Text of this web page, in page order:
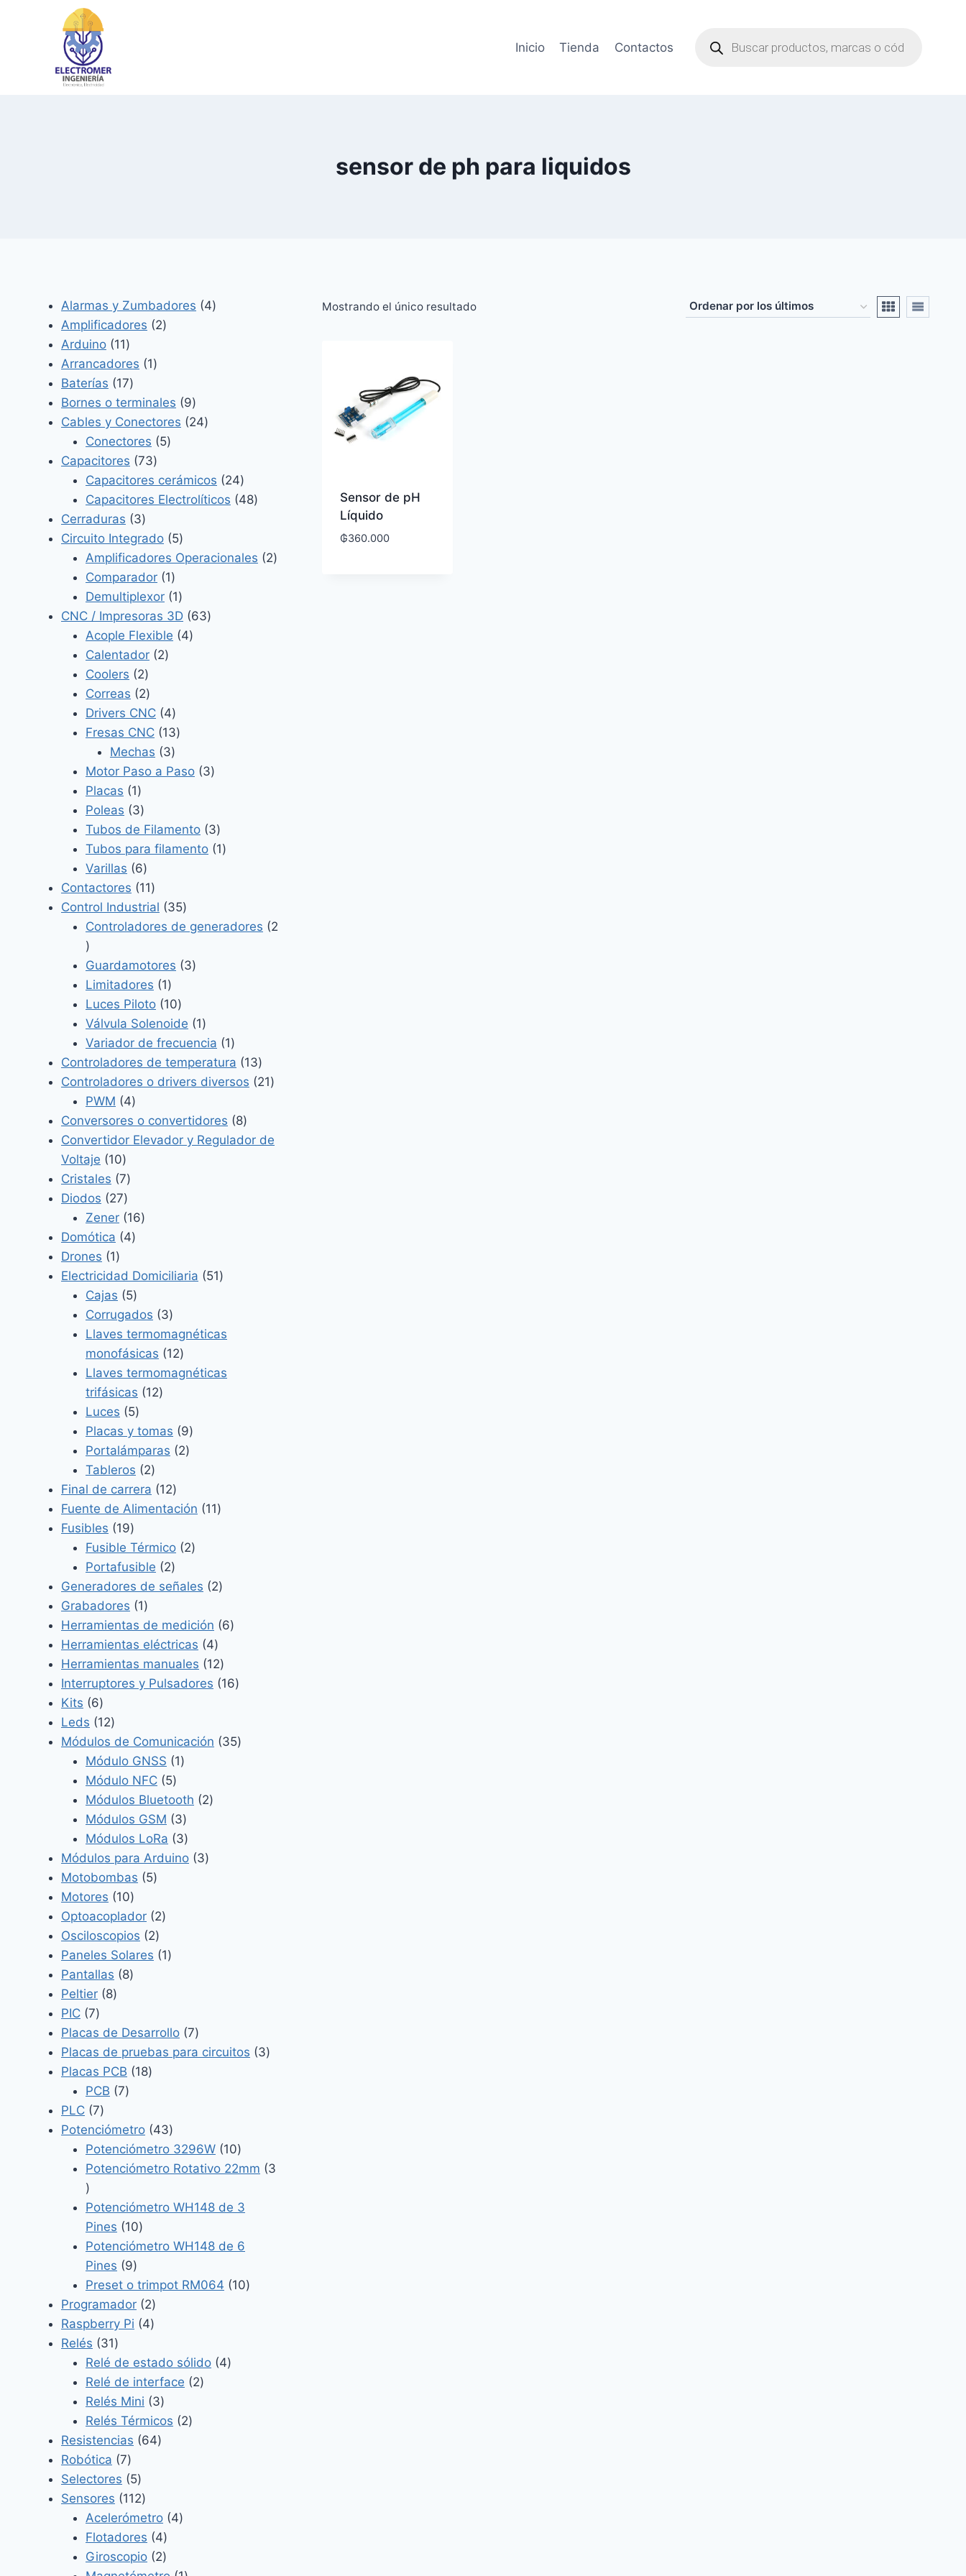
Inicio Tienda Contactos
productos
sensor de ph para liquidos
Mostrando el único resultado
Sensor de pH
Líquido
₲360.000
Alarmas y Zumbadores 44
Amplificadores 22
Arduino 1111
productos
Arrancadores 11
Baterías 1717
productos
Bornes o terminales 99
productos
Cables y Conectores 2424
Conectores 55
Capacitores 7373
productos
Capacitores cerámicos 2424
productos
Capacitores Electrolíticos 4848
Cerraduras 33
productos
Circuito Integrado 55
productos
Amplificadores Operacionales 22
Comparador 11
producto
Demultiplexor 11
producto
CNC / Impresoras 3D 6363
Acople Flexible 44
Calentador 22
Coolers 22
productos
Correas 22
productos
Drivers CNC 44
productos
Fresas CNC 1313
Mechas 33
productos
Motor Paso a Paso 33
Placas 11
producto
Poleas 33
productos
Tubos de Filamento 33
productos
Tubos para filamento 11
Varillas 66
productos
Contactores 1111
productos
Control Industrial 3535
productos
Controladores de generadores
2
2
productos
Guardamotores 33
Limitadores 11
producto
Luces Piloto 1010
productos
Válvula Solenoide 11
producto
Variador de frecuencia 11
producto
Controladores de temperatura 1313
productos
Controladores o drivers diversos 2121
PWM 44
productos
Conversores o convertidores 88
productos
Convertidor Elevador y Regulador de
Voltaje
1010
productos
Cristales 77
productos
Diodos 2727
productos
Zener 1616
Domótica 44
Drones 11
producto
Electricidad Domiciliaria 5151
Cajas 55
productos
Corrugados 33
productos
Llaves termomagnéticas
monofásicas
1212
productos
Llaves termomagnéticas
trifásicas
1212
Luces 55
productos
Placas y tomas 99
productos
Portalámparas 22
Tableros 22
productos
Final de carrera 1212
productos
Fuente de Alimentación 1111
Fusibles 1919
productos
Fusible Térmico 22
Portafusible 22
productos
Generadores de señales 22
Grabadores 11
producto
Herramientas de medición 66
Herramientas eléctricas 44
productos
Herramientas manuales 1212
productos
Interruptores y Pulsadores 1616
Kits 66
productos
Leds 1212
productos
Módulos de Comunicación 3535
Módulo GNSS 11
Módulo NFC 55
productos
Módulos Bluetooth 22
Módulos GSM 33
productos
Módulos LoRa 33
productos
Módulos para Arduino 33
Motobombas 55
Motores 1010
productos
Optoacoplador 22
Osciloscopios 22
productos
Paneles Solares 11
Pantallas 88
Peltier 88
PIC 77
productos
Placas de Desarrollo 77
productos
Placas de pruebas para circuitos 33
Placas PCB 1818
PCB 77
PLC 77
productos
Potenciómetro 4343
productos
Potenciómetro 3296W 1010
productos
Potenciómetro Rotativo 22mm
3
3
productos
Potenciómetro WH148 de 3
Pines
1010
productos
Potenciómetro WH148 de 6
Pines
99
productos
Preset o trimpot RM064 1010
Programador 22
productos
Raspberry Pi 44
Relés 3131
productos
Relé de estado sólido 44
Relé de interface 22
Relés Mini 33
productos
Relés Térmicos 22
Resistencias 6464
Robótica 77
productos
Selectores 55
productos
Sensores 112112
productos
Acelerómetro 44
Flotadores 44
productos
Giroscopio 22